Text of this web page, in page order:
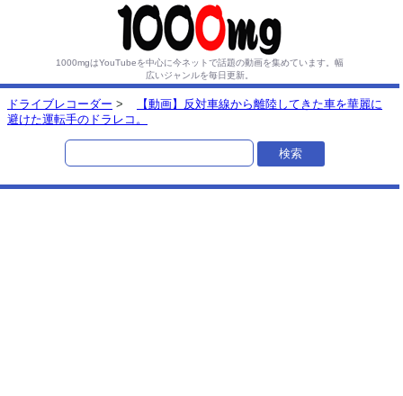
1000mgはYouTubeを中心に今ネットで話題の動画を集めています。 幅
広いジャンルを毎日更新。
ドライブレコーダー >
【動画】反対車線から離陸してきた車を華麗に
避けた運転手のドラレコ。